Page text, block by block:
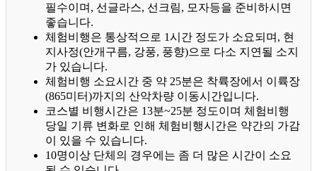
필수이며, 선글라스, 선크림, 모자등을 준비하시면
좋습니다.
체험비행은 통상적으로 1시간 정도가 소요되며, 현
지사정(안개구름, 강풍, 풍향)으로 다소 지연될 소지
가 있습니다.
체험비행 소요시간 중 약 25분은 착륙장에서 이륙장
(865미터)까지의 산악차량 이동시간입니다.
코스별 비행시간은 13분~25분 정도이며 체험비행
당일 기류 변화로 인해 체험비행시간은 약간의 가감
이 있을 수 있습니다.
10명이상 단체의 경우에는 좀 더 많은 시간이 소요